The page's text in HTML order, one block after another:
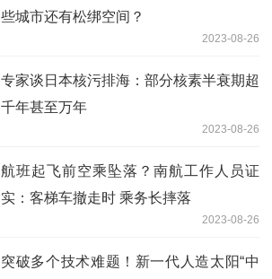
些城市还有松绑空间？
2023-08-26
专家谈日本核污排海：部分核素半衰期超
千年甚至万年
2023-08-26
航班起飞前空乘坠落？南航工作人员证
实：客梯车撤走时 乘务长摔落
2023-08-26
突破多个技术难题！新一代人造太阳“中